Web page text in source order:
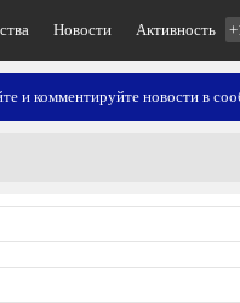
Новости Активность
и комментируйте новости в